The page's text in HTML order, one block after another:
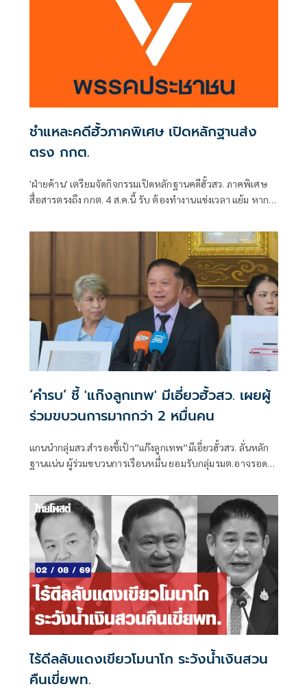
ชำแหละคดีฮั้วภาคพิเศษ เปิดหลักฐานส่ง
ตรง กกต.
'ฝ่ายค้าน' เตรียมจัดกิจกรรมเปิดหลักฐานคดีฮั้วสว. ภาคพิเศษ
สื่อสารตรงถึง กกต. 4 ส.ค.นี้ รับ ต้องทำงานแข่งเวลา แย้ม หาก
การปฏิบัติหน้าที่หรือไม่
‘คำรบ’ ชี้ 'แก๊งลูกเทพ' มีเอี่ยวฮั้วสว. เผยผู้
ร่วมขบวนการมากกว่า 2 หมื่นคน
แกนนำกลุ่มสว.สำรองชี้เป้า”แก๊งลูกเทพ”มีเอี่ยวฮั้วสว. ลั่นหลัก
ฐานแน่น ผู้ร่วมขบวนการเรือนหมื่น ยอมรับกลุ่มรมต.อาจรอด
ส่งศาลฎีกาสอย 138 สว.โดนร้องเอาผิดติดคุก!
ไร้ดีลลับแดงเขียวโมนาโก ระวังน้ำเงินสวน
คืนเขี่ยพท.